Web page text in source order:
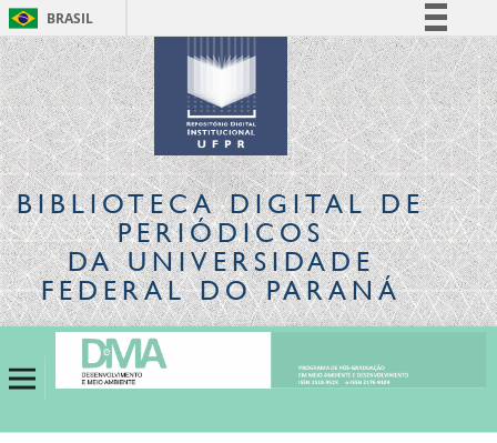
BRASIL
Simplifique!
Comunica BR
Participe
Acesso à informação
Legislação
Canais
BIBLIOTECA DIGITALDE
PERIÓDICOS
DA UNIVERSIDADE
FEDERAL DO PARANÁ